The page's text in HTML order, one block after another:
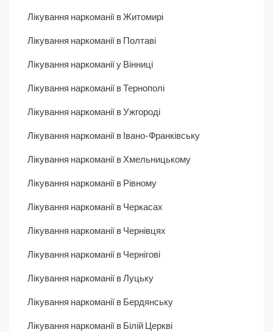
Лікування наркоманії в Житомирі
Лікування наркоманії в Полтаві
Лікування наркоманії у Вінниці
Лікування наркоманії в Тернополі
Лікування наркоманії в Ужгороді
Лікування наркоманії в Івано-Франківську
Лікування наркоманії в Хмельницькому
Лікування наркоманії в Рівному
Лікування наркоманії в Черкасах
Лікування наркоманії в Чернівцях
Лікування наркоманії в Чернігові
Лікування наркоманії в Луцьку
Лікування наркоманії в Бердянську
Лікування наркоманії в Білій Церкві